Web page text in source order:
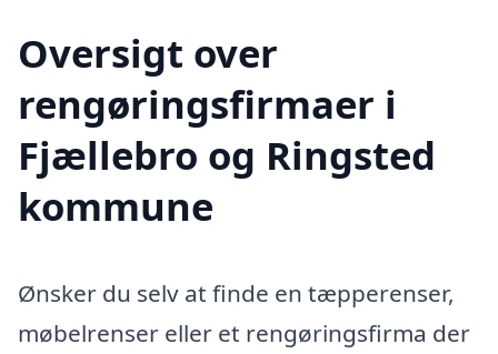
Oversigt over
rengøringsfirmaer i
Fjællebro og Ringsted
kommune
Ønsker du selv at finde en tæpperenser,
møbelrenser eller et rengøringsfirma der